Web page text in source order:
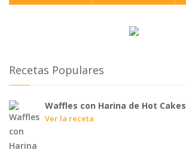
Recetas Populares
Waffles con Harina de Hot Cakes
Ver la receta